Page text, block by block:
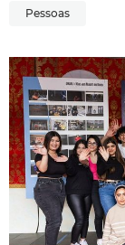
Pessoas